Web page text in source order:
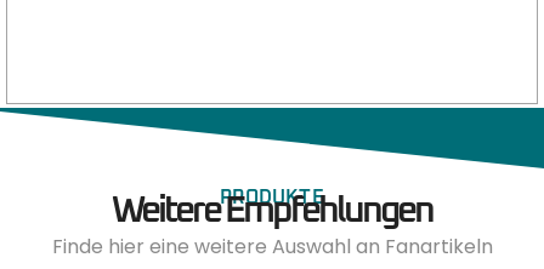
PRODUKTE
Weitere Empfehlungen
Finde hier eine weitere Auswahl an Fanartikeln